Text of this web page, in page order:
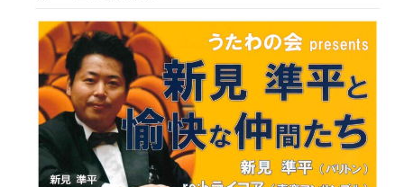
の
presents
新
見
準
平
と
愉